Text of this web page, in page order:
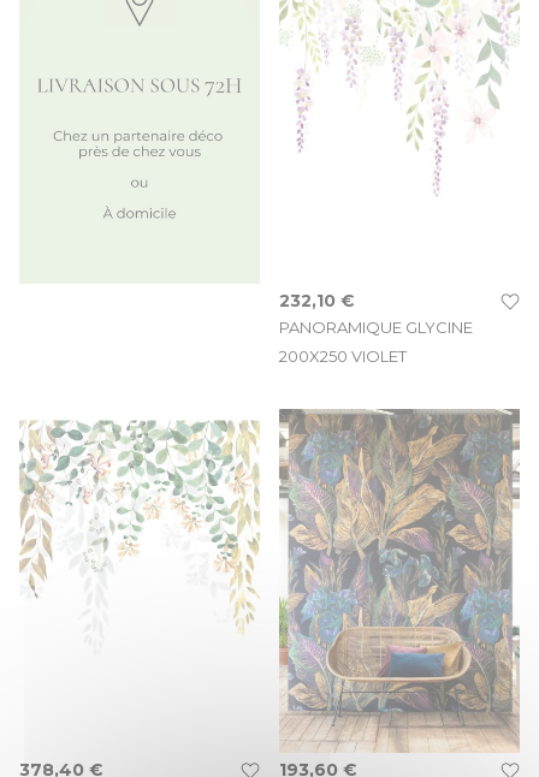
PANORAMIQUE GLYCINE
200X250 VIOLET
232,10 €
378,40 € 193,60 €